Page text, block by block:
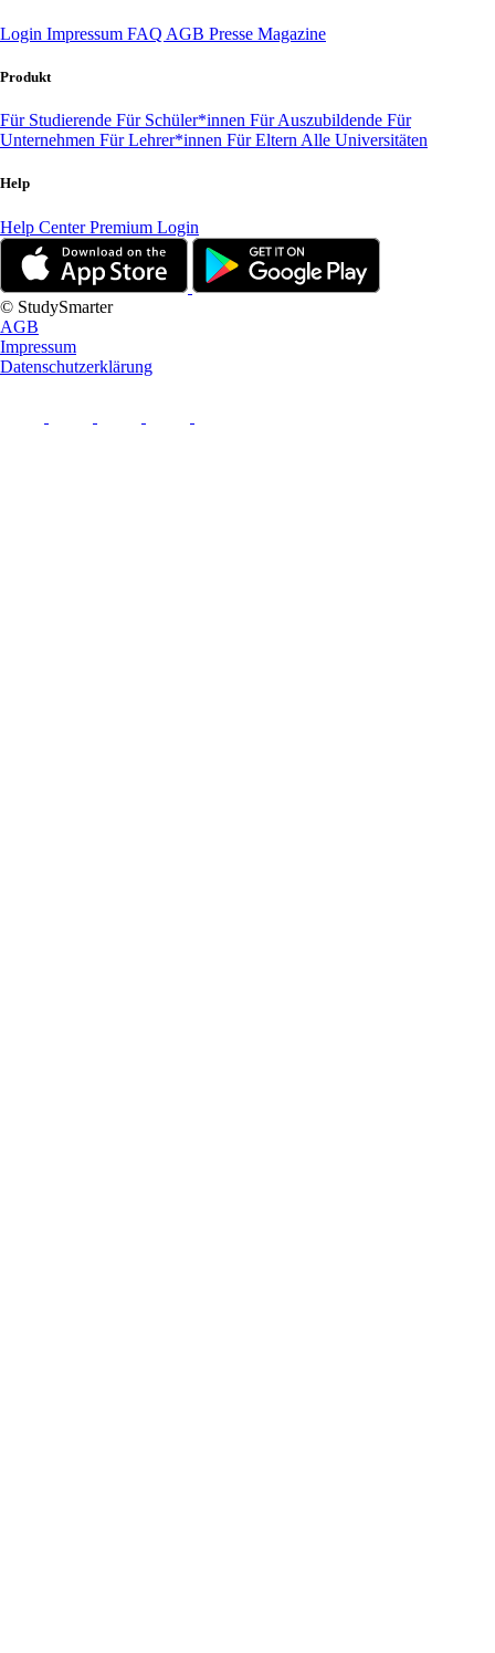
Login Impressum FAQ AGB Presse Magazine
Produkt
Für Studierende Für Schüler*innen Für Auszubildende Für
Unternehmen Für Lehrer*innen Für Eltern Alle Universitäten
Help
Help CenterPremium Login
© StudySmarter
AGB
Impressum
Datenschutzerklärung